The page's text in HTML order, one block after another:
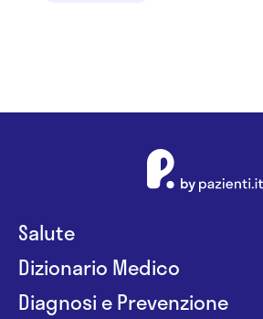
Salute
Dizionario Medico
Diagnosi e Prevenzione